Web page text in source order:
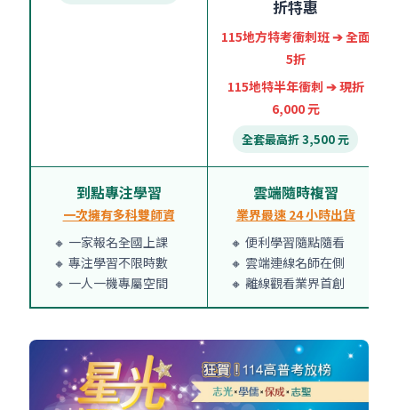
折特惠
115地方特考衝刺班 ➔ 全面
5折
115地特半年衝刺 ➔ 現折
6,000 元
全套最高折 3,500 元
到點專注學習
一次擁有多科雙師資
🔸 一家報名全國上課
🔸 專注學習不限時數
🔸 一人一機專屬空間
雲端隨時複習
業界最速 24 小時出貨
🔸 便利學習隨點隨看
🔸 雲端連線名師在側
🔸 離線觀看業界首創